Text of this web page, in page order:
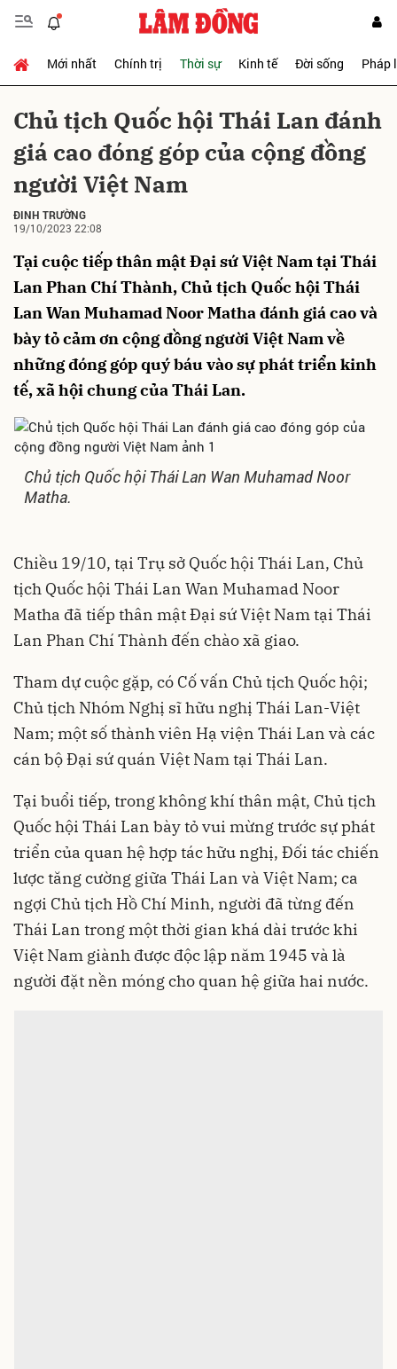
Mới nhất Chính trị Thời sự Kinh tế Đời sống Pháp
Chủ tịch Quốc hội Thái Lan đánh
giá cao đóng góp của cộng đồng
người Việt Nam
ĐINH TRƯỜNG
19/10/2023 22:08
Tại cuộc tiếp thân mật Đại sứ Việt Nam tại Thái
Lan Phan Chí Thành, Chủ tịch Quốc hội Thái
Lan Wan Muhamad Noor Matha đánh giá cao và
bày tỏ cảm ơn cộng đồng người Việt Nam về
những đóng góp quý báu vào sự phát triển kinh
tế, xã hội chung của Thái Lan.
Chủ tịch Quốc hội Thái Lan Wan Muhamad Noor
Matha.
Chiều 19/10, tại Trụ sở Quốc hội Thái Lan, Chủ
tịch Quốc hội Thái Lan Wan Muhamad Noor
Matha đã tiếp thân mật Đại sứ Việt Nam tại Thái
Lan Phan Chí Thành đến chào xã giao.
Tham dự cuộc gặp, có Cố vấn Chủ tịch Quốc hội;
Chủ tịch Nhóm Nghị sĩ hữu nghị Thái Lan-Việt
Nam; một số thành viên Hạ viện Thái Lan và các
cán bộ Đại sứ quán Việt Nam tại Thái Lan.
Tại buổi tiếp, trong không khí thân mật, Chủ tịch
Quốc hội Thái Lan bày tỏ vui mừng trước sự phát
triển của quan hệ hợp tác hữu nghị, Đối tác chiến
lược tăng cường giữa Thái Lan và Việt Nam; ca
ngợi Chủ tịch Hồ Chí Minh, người đã từng đến
Thái Lan trong một thời gian khá dài trước khi
Việt Nam giành được độc lập năm 1945 và là
người đặt nền móng cho quan hệ giữa hai nước.
Gửi bình luận
Hủy Gửi